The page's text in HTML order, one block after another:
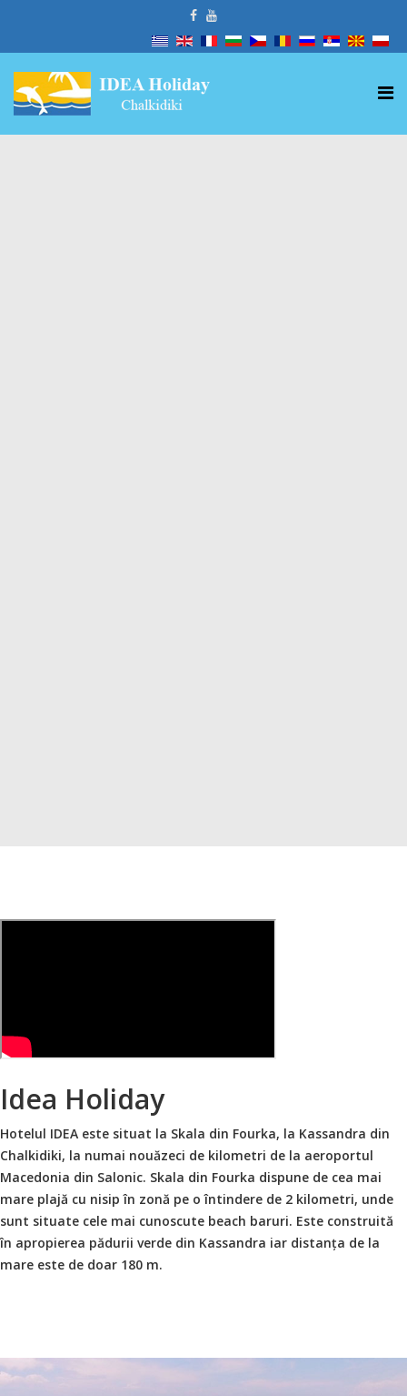
Idea Holiday
Hotelul IDEA este situat la Skala din Fourka, la Kassandra din
Chalkidiki, la numai nouăzeci de kilometri de la aeroportul
Macedonia din Salonic. Skala din Fourka dispune de cea mai
mare plajă cu nisip în zonă pe o întindere de 2 kilometri, unde
sunt situate cele mai cunoscute beach baruri. Este construită
în apropierea pădurii verde din Kassandra iar distanța de la
mare este de doar 180 m.